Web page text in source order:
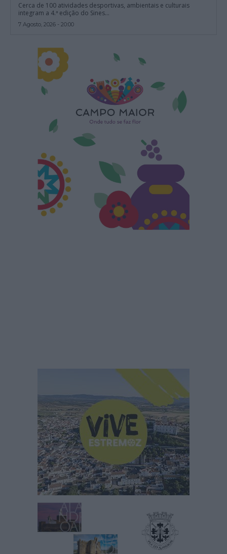
Cerca de 100 atividades desportivas, ambientais e culturais
integram a 4.ª edição do Sines...
7 Agosto, 2026 - 20:00